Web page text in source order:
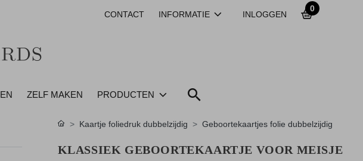
CONTACT INFORMATIE INLOGGEN
0
ZELF MAKEN PRODUCTEN
Kaartje foliedruk dubbelzijdig Geboortekaartjes folie dubbelzijdig
KLASSIEK GEBOORTEKAARTJE VOOR MEISJE